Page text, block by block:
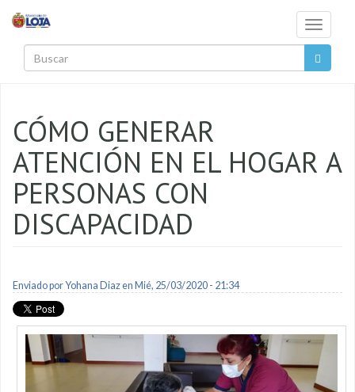
Toggle
CÓMO GENERAR
ATENCIÓN EN EL HOGAR A
PERSONAS CON
DISCAPACIDAD
Enviado porYohana Diazen Mié, 25/03/2020 - 21:34